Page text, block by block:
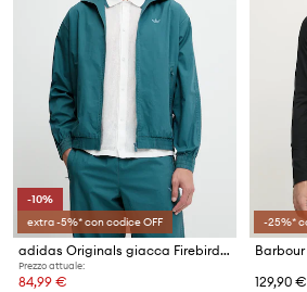
-10%
extra -5%* con codice OFF
adidas Originals giacca Firebird Jacket
Prezzo attuale:
84,99 €
-25%*
129,90 €